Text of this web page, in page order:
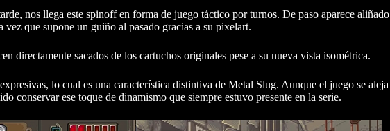
nos llega este spinoff en forma de juego táctico por turnos. De paso aparece aliñado
que supone un guiño al pasado gracias a su pixelart.
directamente sacados de los cartuchos originales pese a su nueva vista isométrica.
lo cual es una característica distintiva de Metal Slug. Aunque el juego se aleja
conservar ese toque de dinamismo que siempre estuvo presente en la serie.